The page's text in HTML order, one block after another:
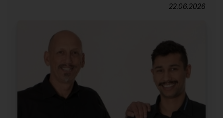
22.06.2026